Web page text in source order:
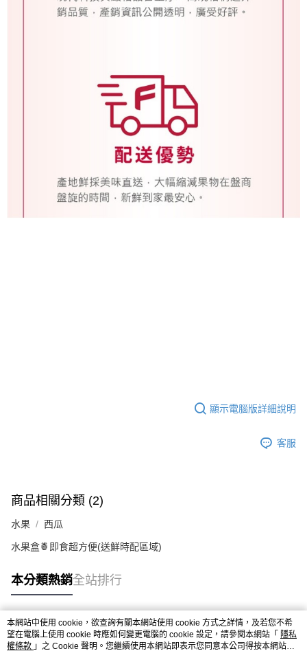
顯示電腦版詳細說明
客服
商品相關分類 (2)
水果 西瓜
水果盒🍍即食超方便(送鮮時配區域)
本分類熱銷全站排行
熱門標籤
本網站中使用 cookie，欲查詢有關本網站使用 cookie 方式之詳情，及若您不希
望在電腦上使用 cookie 時應如何變更電腦的 cookie 設定，請參閱本網站「 隱私
權條款 」之 Cookie 聲明。您繼續使用本網站即表示您同意本公司得按本網站使